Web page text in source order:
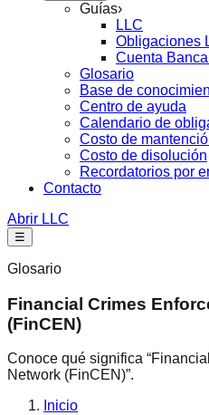
Guías›
LLC
Obligaciones
Cuenta
Glosario
Base de
Centro de ayuda
Calendario de
Costo de
Costo de disolución
Recordatorios por
Contacto
Abrir LLC
☰
Glosario
Financial Crimes
(FinCEN)
Conoce qué significa
Network (FinCEN)”.
Inicio